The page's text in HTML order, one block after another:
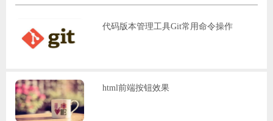
代码版本管理工具Git常用命令操作
html前端按钮效果